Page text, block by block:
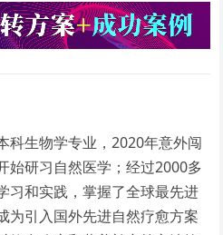
科生物学专业，2020年意外闯
始研习自然医学；经过2000多
习和实践，掌握了全球最先进
为引入国外先进自然疗愈方案